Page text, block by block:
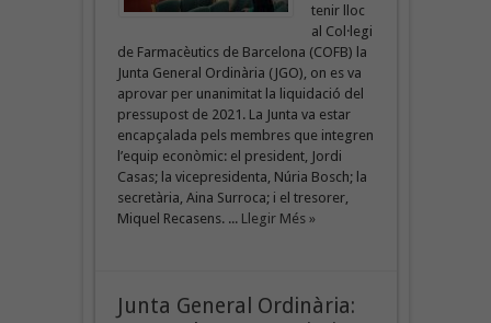
tenir lloc
al Col·legi
de Farmacèutics de Barcelona (COFB) la
Junta General Ordinària (JGO), on es va
aprovar per unanimitat la liquidació del
pressupost de 2021. La Junta va estar
encapçalada pels membres que integren
l’equip econòmic: el president, Jordi
Casas; la vicepresidenta, Núria Bosch; la
secretària, Aina Surroca; i el tresorer,
Miquel Recasens. ... Llegir Més »
Junta General Ordinària: